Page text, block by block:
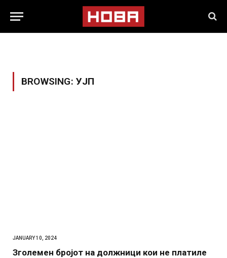
BROWSING: УЈП
JANUARY 10, 2024
Зголемен бројот на должници кои не платиле